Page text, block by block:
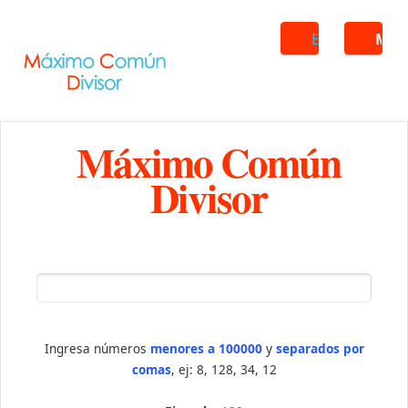
Buscar
Máximo Común
Divisor
Ingresa números menores a 100000y separados por
comas, ej: 8, 128, 34, 12